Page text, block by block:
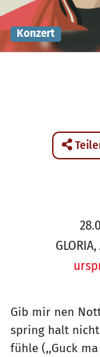
Konzert
Gib mir nen
spring halt
fühle (,,Guck